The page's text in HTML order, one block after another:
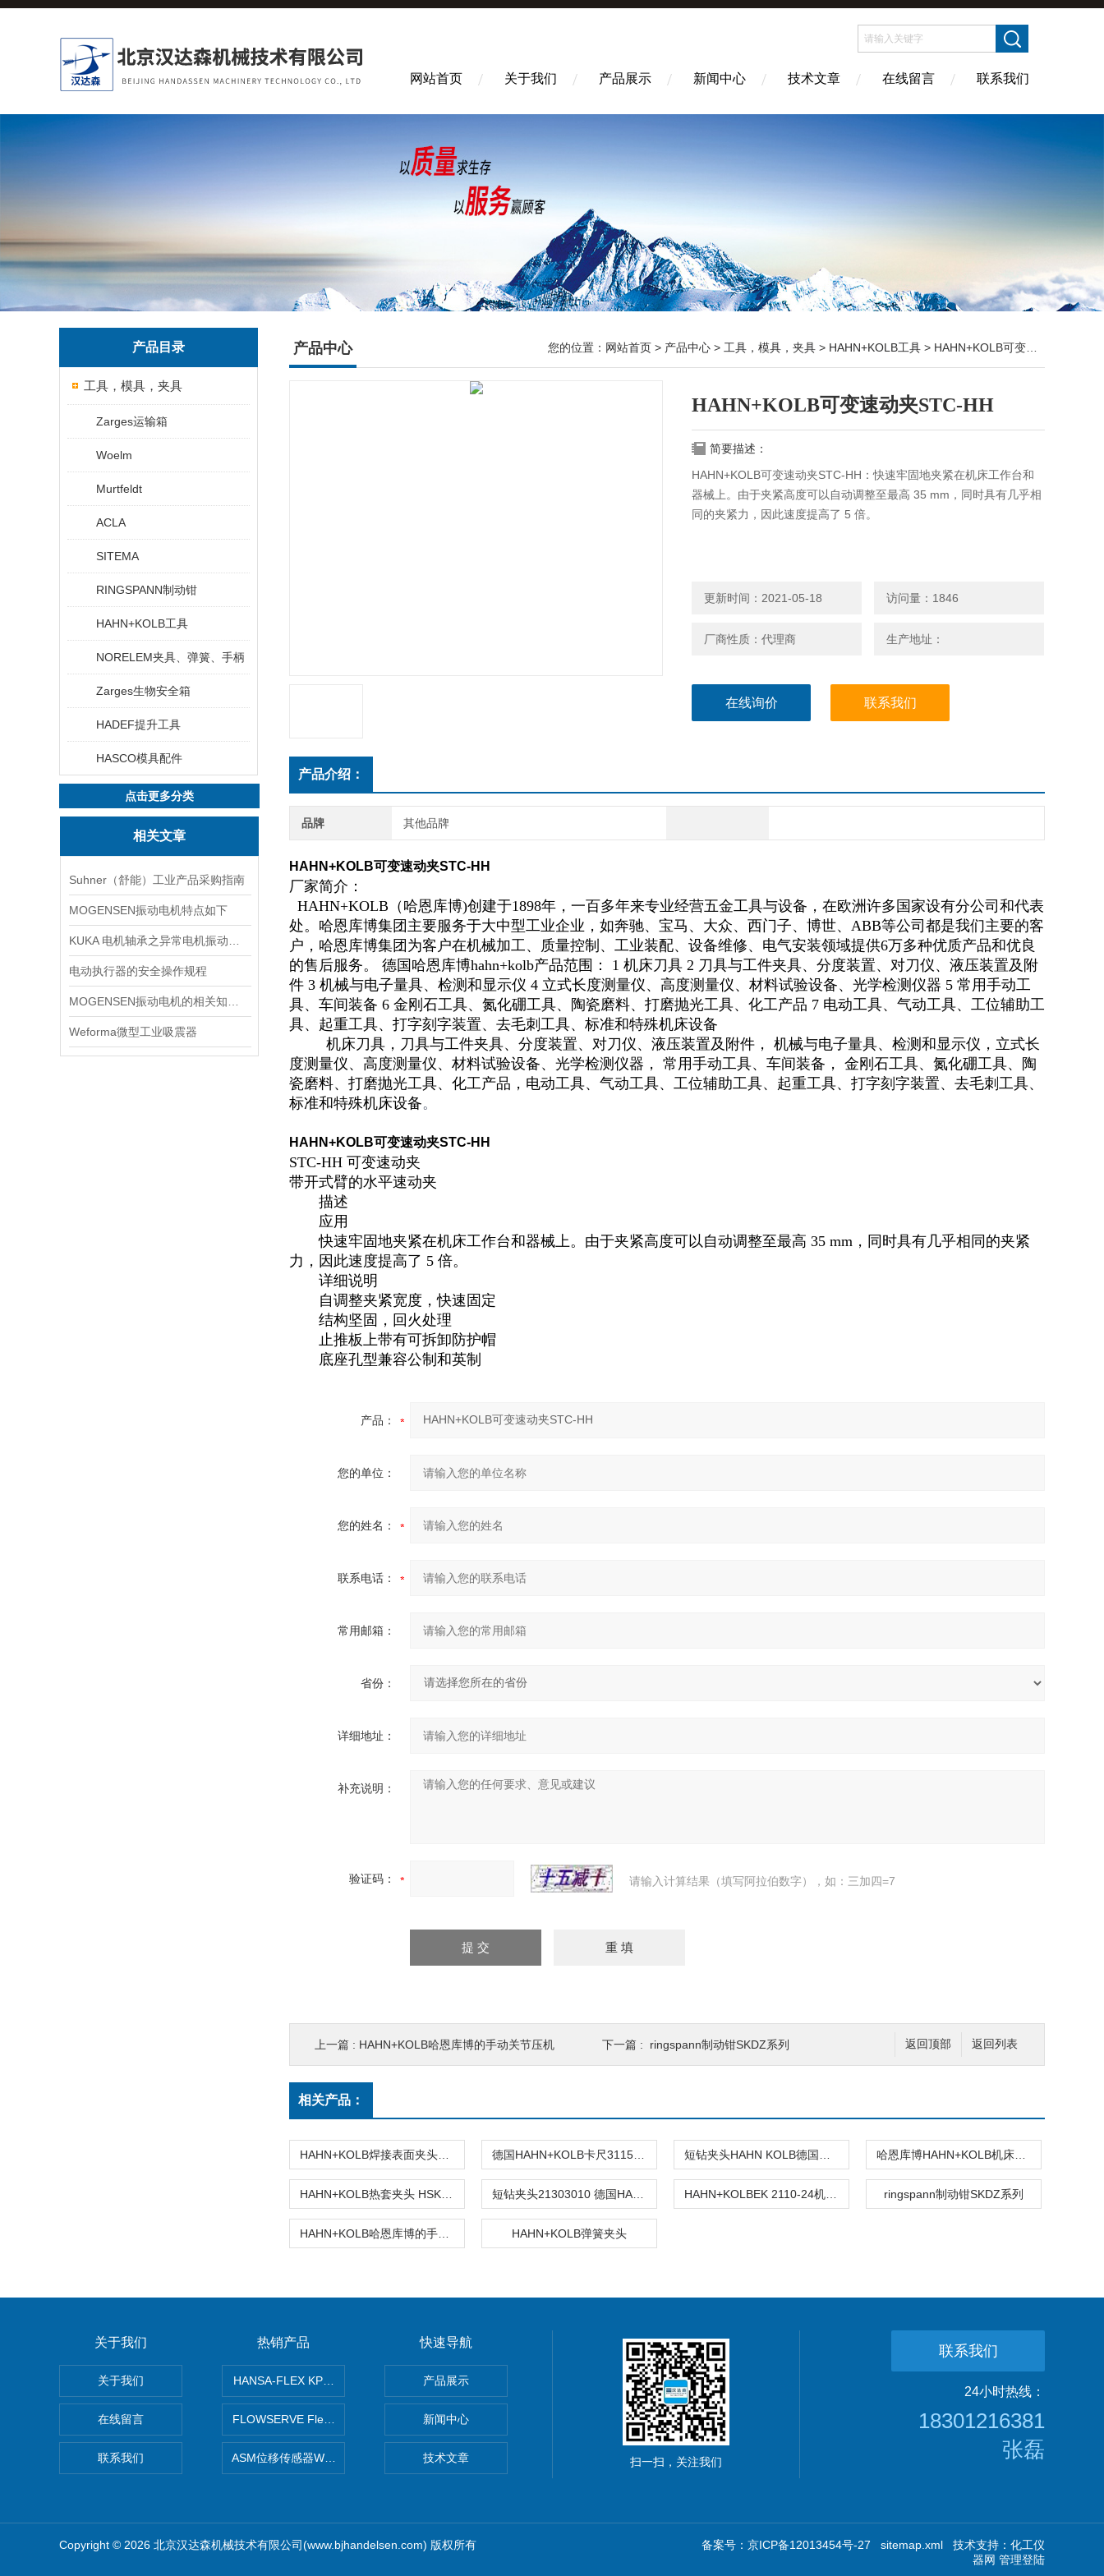
网站首页 关于我们 产品展示 新闻中心 技术文章 在线留言 联系我们
产品目录
工具，模具，夹具
Zarges运输箱
Woelm
Murtfeldt
ACLA
SITEMA
RINGSPANN制动钳
HAHN+KOLB工具
NORELEM夹具、弹簧、手柄
Zarges生物安全箱
HADEF提升工具
HASCO模具配件
点击更多分类
相关文章
Suhner（舒能）工业产品采购指南
MOGENSEN振动电机特点如下
电动执行器的安全操作规程
Weforma微型工业吸震器
产品中心 您的位置： 网站首页 > 产品中心 > 工具，模具，夹具 > HAHN+KOLB工具 > HAHN+KOLB可变速动夹STC-HH
HAHN+KOLB可变速动夹STC-HH
简要描述：
HAHN+KOLB可变速动夹STC-HH：快速牢固地夹紧在机床工作台和
器械上。由于夹紧高度可以自动调整至最高 35 mm，同时具有几乎相
同的夹紧力，因此速度提高了 5 倍。
更新时间：2021-05-18 访问量：1846
厂商性质：代理商 生产地址：
在线询价 联系我们
产品介绍：
品牌 其他品牌
HAHN+KOLB可变速动夹STC-HH
厂家简介：
HAHN+KOLB（哈恩库博)创建于1898年，一百多年来专业经营五金工具与设备，在欧洲许多国家设有分公司和代表
处。哈恩库博集团主要服务于大中型工业企业，如奔驰、宝马、大众、西门子、博世、ABB等公司都是我们主要的客
户，哈恩库博集团为客户在机械加工、质量控制、工业装配、设备维修、电气安装领域提供6万多种优质产品和优良
的售后服务。 德国哈恩库博hahn+kolb产品范围： 1 机床刀具 2 刀具与工件夹具、分度装置、对刀仪、液压装置及附
件 3 机械与电子量具、检测和显示仪 4 立式长度测量仪、高度测量仪、材料试验设备、光学检测仪器 5 常用手动工
具、车间装备 6 金刚石工具、氮化硼工具、陶瓷磨料、打磨抛光工具、化工产品 7 电动工具、气动工具、工位辅助工
具、起重工具、打字刻字装置、去毛刺工具、标准和特殊机床设备
机床刀具，刀具与工件夹具、分度装置、对刀仪、液压装置及附件， 机械与电子量具、检测和显示仪，立式长
度测量仪、高度测量仪、材料试验设备、光学检测仪器， 常用手动工具、车间装备， 金刚石工具、氮化硼工具、陶
瓷磨料、打磨抛光工具、化工产品，电动工具、气动工具、工位辅助工具、起重工具、打字刻字装置、去毛刺工具、
标准和特殊机床设备。
HAHN+KOLB可变速动夹STC-HH
STC-HH 可变速动夹
带开式臂的水平速动夹
描述
应用
快速牢固地夹紧在机床工作台和器械上。由于夹紧高度可以自动调整至最高 35 mm，同时具有几乎相同的夹紧
力，因此速度提高了 5 倍。
详细说明
自调整夹紧宽度，快速固定
结构坚固，回火处理
止推板上带有可拆卸防护帽
底座孔型兼容公制和英制
产品：
您的单位：
您的姓名：
联系电话：
常用邮箱：
省份：
详细地址：
补充说明：
验证码： 请输入计算结果（填写阿拉伯数字），如：三加四=7
返回列表
返回顶部
上一篇 : HAHN+KOLB哈恩库博的手动关节压机 下一篇 : ringspann制动钳SKDZ系列
相关产品：
ringspann制动钳SKDZ系列
HAHN+KOLB弹簧夹头
关于我们
关于我们
在线留言
联系我们
热销产品
HANSA-FLEX KP100P紧凑型先导软管KP106P
FLOWSERVE Flex Wedge闸阀
ASM位移传感器WS10-750
快速导航
产品展示
新闻中心
技术文章 扫一扫，关注我们
联系我们
24小时热线：
18301216381
张磊
Copyright © 2026 北京汉达森机械技术有限公司(www.bjhandelsen.com) 版权所有 备案号：京ICP备12013454号-27 sitemap.xml 技术支持： 化工仪
器网 管理登陆